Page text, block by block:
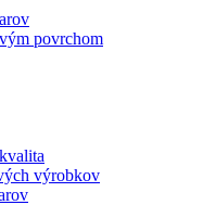
povrchom
výrobkov